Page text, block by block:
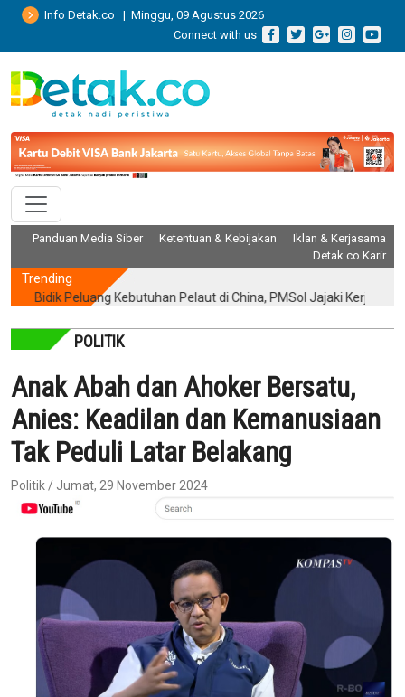
Info Detak.co | Minggu, 09 Agustus 2026
Connect with us
Panduan Media Siber Ketentuan & Kebijakan
Iklan & Kerjasama
Detak.co Karir
Trending
Peluang Kebutuhan Pelaut di China, PMSol Jajaki Kerja Sama
POLITIK
Anak Abah dan Ahoker Bersatu,
Anies: Keadilan dan Kemanusiaan
Tak Peduli Latar Belakang
Politik / Jumat, 29 November 2024